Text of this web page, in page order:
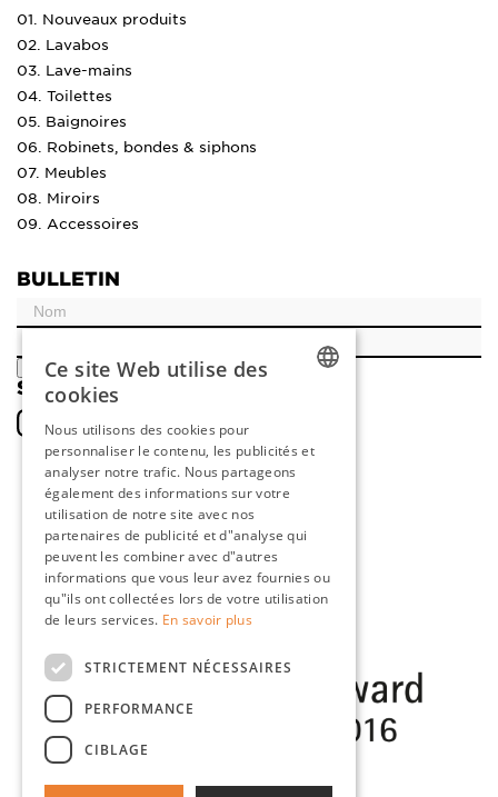
01. Nouveaux produits
02. Lavabos
03. Lave-mains
04. Toilettes
05. Baignoires
06. Robinets, bondes & siphons
07. Meubles
08. Miroirs
09. Accessoires
BULLETIN
ENREGISTRER
SOCIAL
ENGLISH
FRENCH
GERMAN
Ce site Web utilise des
cookies
Nous utilisons des cookies pour
personnaliser le contenu, les publicités et
analyser notre trafic. Nous partageons
également des informations sur votre
utilisation de notre site avec nos
partenaires de publicité et d"analyse qui
peuvent les combiner avec d"autres
informations que vous leur avez fournies ou
qu"ils ont collectées lors de votre utilisation
de leurs services. En savoir plus
STRICTEMENT NÉCESSAIRES
PERFORMANCE
CIBLAGE